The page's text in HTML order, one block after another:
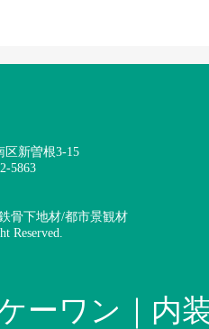
新曽根3-15
5863
骨下地材/都市景観材
Reserved.
ーワン｜内